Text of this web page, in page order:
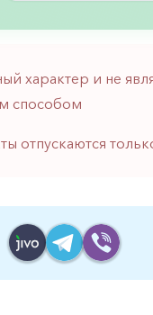
характер и не
способом
отпускаются